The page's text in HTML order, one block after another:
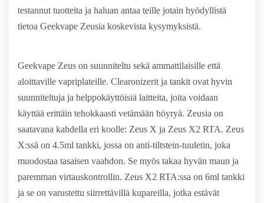
testannut tuotteita ja haluan antaa teille jotain hyödyllistä
tietoa Geekvape Zeusia koskevista kysymyksistä.
Geekvape Zeus on suunniteltu sekä ammattilaisille että
aloittaville vapriplateille. Clearonizerit ja tankit ovat hyvin
suunniteltuja ja helppokäyttöisiä laitteita, joita voidaan
käyttää erittäin tehokkaasti vetämään höyryä. Zeusia on
saatavana kahdella eri koolle: Zeus X ja Zeus X2 RTA. Zeus
X:ssä on 4.5ml tankki, jossa on anti-tiltstein-tuuletin, joka
muodostaa tasaisen vaahdon. Se myös takaa hyvän maun ja
paremman virtauskontrollin. Zeus X2 RTA:ssa on 6ml tankki
ja se on varustettu siirrettävillä kupareilla, jotka estävät